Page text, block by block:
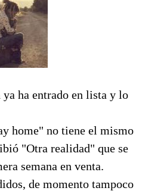
ha entrado en lista y lo
home" no tiene el mismo
"Otra realidad" que se
semana en venta.
de momento tampoco